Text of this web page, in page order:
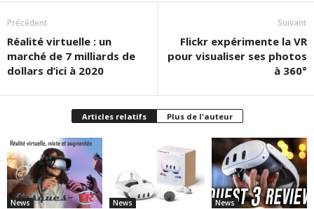
Précédent
Réalité virtuelle : un
marché de 7 milliards de
dollars d’ici à 2020
Suivant
Flickr expérimente la VR
pour visualiser ses photos
à 360°
Articles relatifs Plus de l'auteur
News News News